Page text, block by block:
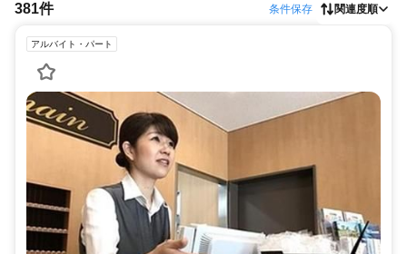
381件 条件保存 関連度順
アルバイト・パート